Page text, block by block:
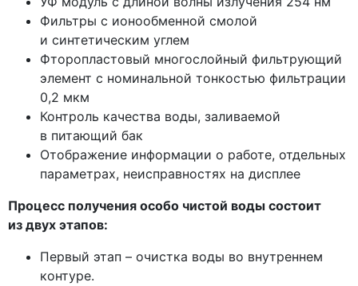
Фильтры с ионообменной смолой
и синтетическим углем
Фторопластовый многослойный фильтрующий
элемент с номинальной тонкостью фильтрации
0,2 мкм
Контроль качества воды, заливаемой
в питающий бак
Отображение информации о работе, отдельных
параметрах, неисправностях на дисплее
Процесс получения особо чистой воды состоит
из двух этапов:
Первый этап – очистка воды во внутреннем
контуре.